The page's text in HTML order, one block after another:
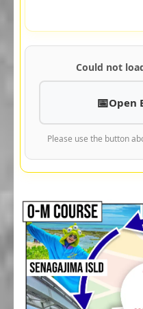
Could not
Open
Please use the button